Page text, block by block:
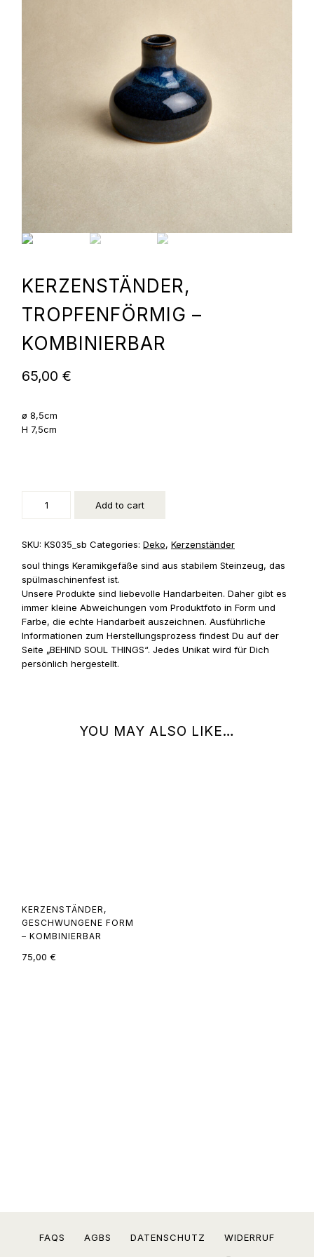
KERZENSTÄNDER,
TROPFENFÖRMIG –
KOMBINIERBAR
65,00 €
ø 8,5cm
H 7,5cm
kombinierbar
Add to cart
SKU: KS035_sb Categories: Deko, Kerzenständer
soul things Keramikgefäße sind aus stabilem Steinzeug, das
spülmaschinenfest ist.
Unsere Produkte sind liebevolle Handarbeiten. Daher gibt es
immer kleine Abweichungen vom Produktfoto in Form und
Farbe, die echte Handarbeit auszeichnen. Ausführliche
Informationen zum Herstellungsprozess findest Du auf der
Seite „BEHIND SOUL THINGS“. Jedes Unikat wird für Dich
persönlich hergestellt.
YOU MAY ALSO LIKE…
KERZENSTÄNDER,
GESCHWUNGENE FORM
– KOMBINIERBAR
75,00 €
FAQS AGBS DATENSCHUTZ WIDERRUF